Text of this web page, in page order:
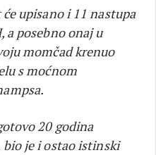
upisano i 11 nastupa
a posebno onaj u
momčad krenuo
s moćnom
20 godina
je i ostao istinski